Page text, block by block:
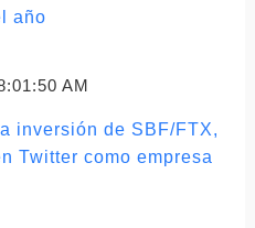
año
AM
inversión de SBF/FTX,
Twitter como empresa